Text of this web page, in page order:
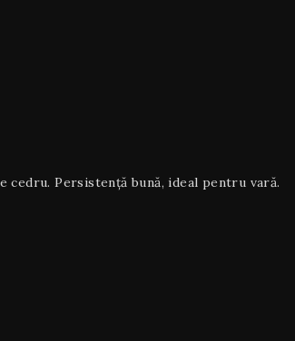
Persistență bună, ideal pentru vară.